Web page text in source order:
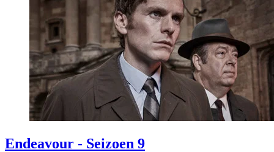
Endeavour - Seizoen 9